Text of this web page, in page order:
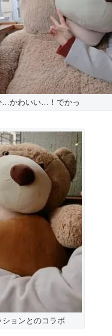
…かわいい…！でかっ
ションとのコラボ